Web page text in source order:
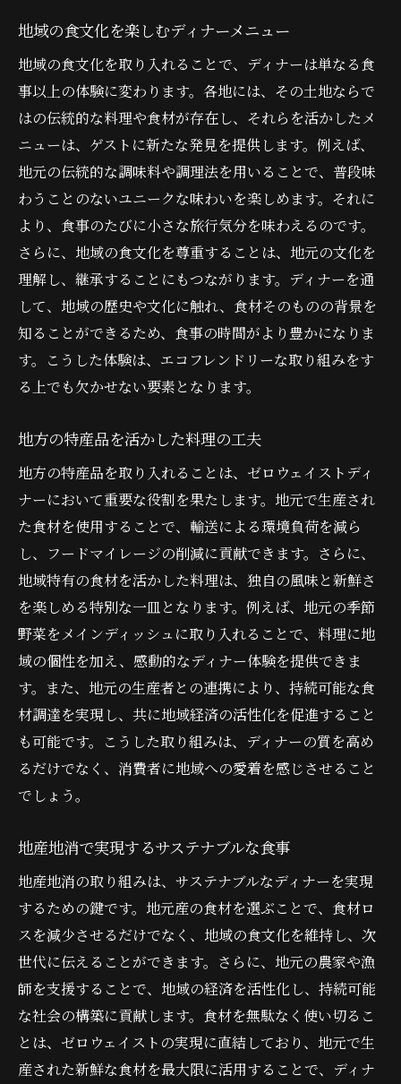
地域の食文化を楽しむディナーメニュー
地域の食文化を取り入れることで、ディナーは単なる食
事以上の体験に変わります。各地には、その土地ならで
はの伝統的な料理や食材が存在し、それらを活かしたメ
ニューは、ゲストに新たな発見を提供します。例えば、
地元の伝統的な調味料や調理法を用いることで、普段味
わうことのないユニークな味わいを楽しめます。それに
より、食事のたびに小さな旅行気分を味わえるのです。
さらに、地域の食文化を尊重することは、地元の文化を
理解し、継承することにもつながります。ディナーを通
して、地域の歴史や文化に触れ、食材そのものの背景を
知ることができるため、食事の時間がより豊かになりま
す。こうした体験は、エコフレンドリーな取り組みをす
る上でも欠かせない要素となります。
地方の特産品を活かした料理の工夫
地方の特産品を取り入れることは、ゼロウェイストディ
ナーにおいて重要な役割を果たします。地元で生産され
た食材を使用することで、輸送による環境負荷を減ら
し、フードマイレージの削減に貢献できます。さらに、
地域特有の食材を活かした料理は、独自の風味と新鮮さ
を楽しめる特別な一皿となります。例えば、地元の季節
野菜をメインディッシュに取り入れることで、料理に地
域の個性を加え、感動的なディナー体験を提供できま
す。また、地元の生産者との連携により、持続可能な食
材調達を実現し、共に地域経済の活性化を促進すること
も可能です。こうした取り組みは、ディナーの質を高め
るだけでなく、消費者に地域への愛着を感じさせること
でしょう。
地産地消で実現するサステナブルな食事
地産地消の取り組みは、サステナブルなディナーを実現
するための鍵です。地元産の食材を選ぶことで、食材ロ
スを減少させるだけでなく、地域の食文化を維持し、次
世代に伝えることができます。さらに、地元の農家や漁
師を支援することで、地域の経済を活性化し、持続可能
な社会の構築に貢献します。食材を無駄なく使い切るこ
とは、ゼロウェイストの実現に直結しており、地元で生
産された新鮮な食材を最大限に活用することで、ディナ